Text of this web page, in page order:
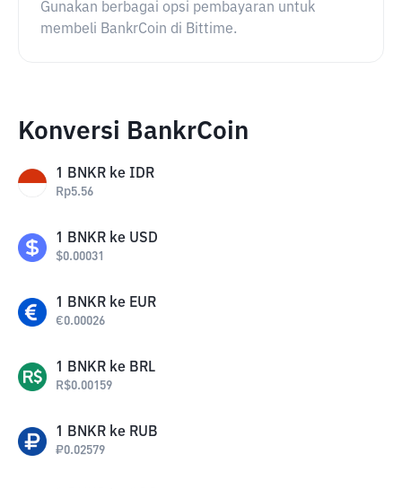
Gunakan berbagai opsi pembayaran untuk
membeli BankrCoin di Bittime.
Konversi BankrCoin
1 BNKR ke IDR
Rp5.56
1 BNKR ke USD
$0.00031
1 BNKR ke EUR
€0.00026
1 BNKR ke BRL
R$0.00159
1 BNKR ke RUB
₽0.02579